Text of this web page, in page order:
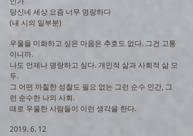
당신네 세상 요즘 너무 명랑하다
(내 시의 일부분)
우울을 미화하고 싶은 마음은 추호도 없다. 그건 고통
이니까.
나도 언제나 명랑하고 싶다. 개인적 삶과 사회적 삶 모
두.
그 어떤 까칠한 성찰도 필요 없는 그런 순수 인간, 그
런 순수한 나의 사회.
때로 우울한 사람들이 이런 생각을 한다.
2019. 6. 12